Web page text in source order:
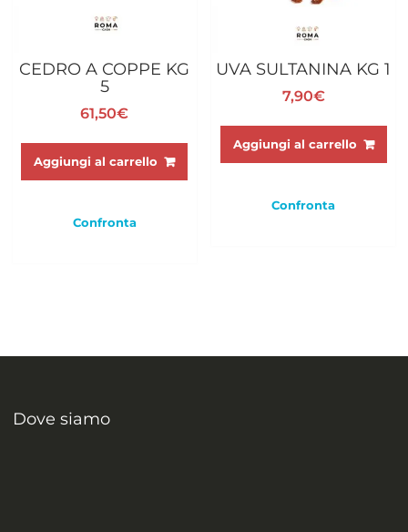
CEDRO A COPPE KG
5
61,50€
Aggiungi al carrello
Confronta
UVA SULTANINA KG 1
7,90€
Aggiungi al carrello
Confronta
Dove siamo